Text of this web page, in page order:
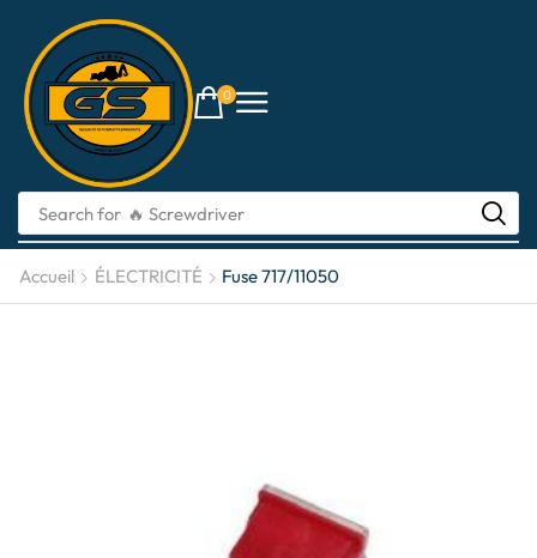
0
Search for 🔥 li-ion batteries
Accueil ÉLECTRICITÉ Fuse 717/11050